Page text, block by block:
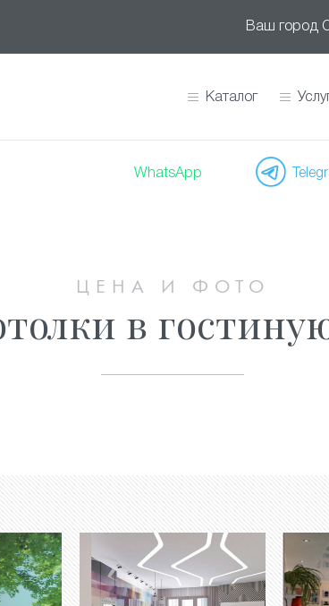
Ваш город
Каталог
WhatsApp
ЦЕНА И ФОТО
в